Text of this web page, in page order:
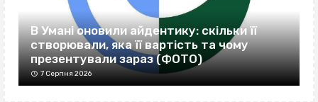
В Умані оновили айдентику: скільки її
створювали, яка її вартість та чому
презентували зараз (ФОТО)
7 Серпня 2026